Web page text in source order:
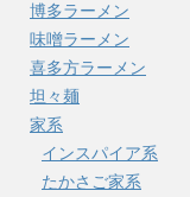
博多ラーメン
味噌ラーメン
喜多方ラーメン
坦々麺
家系
インスパイア系
たかさご家系